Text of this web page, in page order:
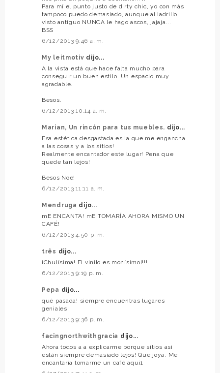
Para mí el punto justo de dirty chic, yo con más
tampoco puedo demasiado, aunque al ladrillo
visto antiguo NUNCA le hago ascos, jajaja...
BSS
6/12/2013 9:46 a. m.
My leitmotiv dijo...
A la vista está que hace falta mucho para
conseguir un buen estilo. Un espacio muy
agradable.
Besos.
6/12/2013 10:14 a. m.
Marian, Un rincón para tus muebles. dijo...
Esa estética desgastada es la que me engancha
a las cosas y a los sitios!
Realmente encantador este lugar! Pena que
quede tan lejos!
Besos Noe!
6/12/2013 11:11 a. m.
Mendruga dijo...
mE ENCANTA! mE TOMARÍA AHORA MISMO UN
CAFÉ!
6/12/2013 4:50 p. m.
três dijo...
¡Chulísima! El vinilo es monísimol!!!
6/12/2013 9:19 p. m.
Pepa dijo...
qué pasada! siempre encuentras lugares
geniales!
6/12/2013 9:36 p. m.
facingnorthwithgracia dijo...
Ahora todos a a explicarme porque sitios asì
están siempre demasiado lejos! Que joya. Me
encantaría tomarme un café aquì1